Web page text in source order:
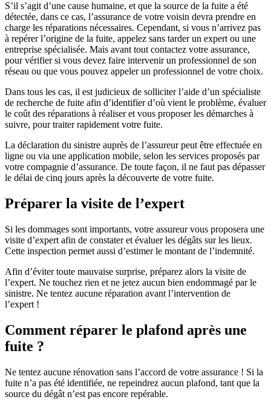
S’il s’agit d’une cause humaine, et que la source de la fuite a été
détectée, dans ce cas, l’assurance de votre voisin devra prendre en
charge les réparations nécessaires. Cependant, si vous n’arrivez pas
à repérer l’origine de la fuite, appelez sans tarder un expert ou une
entreprise spécialisée. Mais avant tout contactez votre assurance,
pour vérifier si vous devez faire intervenir un professionnel de son
réseau ou que vous pouvez appeler un professionnel de votre choix.
Dans tous les cas, il est judicieux de solliciter l’aide d’un spécialiste
de recherche de fuite afin d’identifier d’où vient le problème, évaluer
le coût des réparations à réaliser et vous proposer les démarches à
suivre, pour traiter rapidement votre fuite.
La déclaration du sinistre auprès de l’assureur peut être effectuée en
ligne ou via une application mobile, selon les services proposés par
votre compagnie d’assurance. De toute façon, il ne faut pas dépasser
le délai de cinq jours après la découverte de votre fuite.
Préparer la visite de l’expert
Si les dommages sont importants, votre assureur vous proposera une
visite d’expert afin de constater et évaluer les dégâts sur les lieux.
Cette inspection permet aussi d’estimer le montant de l’indemnité.
Afin d’éviter toute mauvaise surprise, préparez alors la visite de
l’expert. Ne touchez rien et ne jetez aucun bien endommagé par le
sinistre. Ne tentez aucune réparation avant l’intervention de
l’expert !
Comment réparer le plafond après une
fuite ?
Ne tentez aucune rénovation sans l’accord de votre assurance ! Si la
fuite n’a pas été identifiée, ne repeindrez aucun plafond, tant que la
source du dégât n’est pas encore repérable.